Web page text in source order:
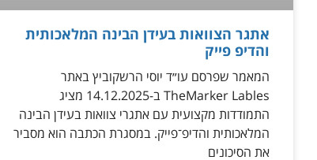
אתגר הצוואות בעידן הבינה המלאכותית
והדיפ פייק
המאמר שפרסם עו״ד יוסי הרשקוביץ באתר
TheMarker Lables ב-14.12.2025 מציג
התמודדות מקצועית עם אתגרי צוואות בעידן הבינה
המלאכותית והדיפ־פייק. במסגרת הכתבה הוא מסביר
את הסיכונים